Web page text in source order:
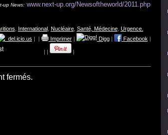
up News: www.next-up.org/Newsoftheworld/2011.php
International Nucléaire, Santé, Médecine, Urgence.
del.icio.us Imprimer| Digg| Facebook
|
fermés.